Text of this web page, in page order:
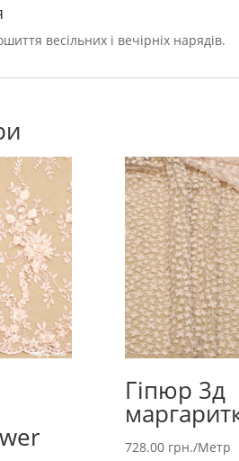
весільних і вечірніх нарядів.
Гіпюр 3д
728.00 грн./Метр